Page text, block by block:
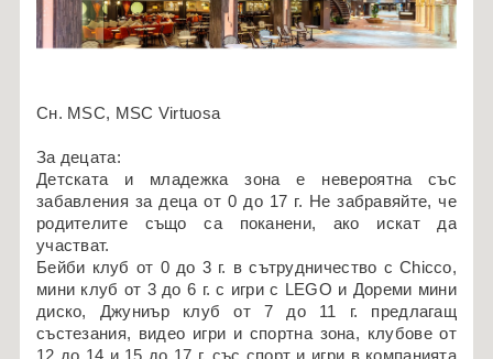
Сн. MSC, MSC Virtuosa
За децата:
Детската и младежка зона е невероятна със
забавления за деца от 0 до 17 г. Не забравяйте, че
родителите също са поканени, ако искат да
участват.
Бейби клуб от 0 до 3 г. в сътрудничество с Chicco,
мини клуб от 3 до 6 г. с игри с LEGO и Дореми мини
диско, Джуниър клуб от 7 до 11 г. предлагащ
състезания, видео игри и спортна зона, клубове от
12 до 14 и 15 до 17 г. със спорт и игри в компанията